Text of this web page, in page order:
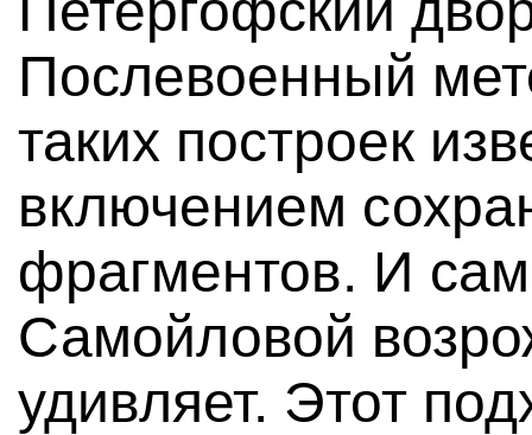
Послевоенный
таких построек
включением
фрагментов. И сам
Самойловой
удивляет. Этот